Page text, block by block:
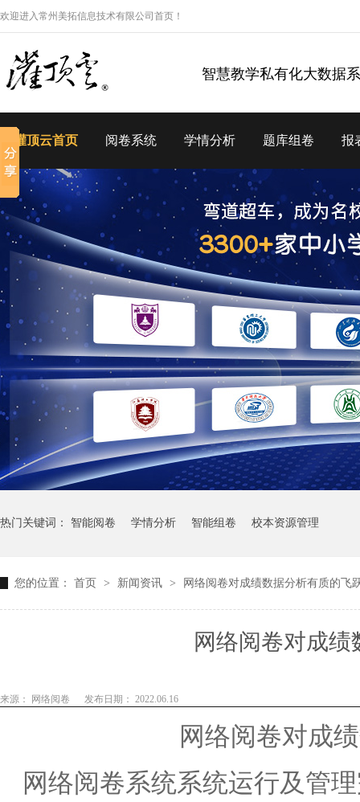
欢迎进入常州美拓信息技术有限公司首页！
智慧教学私有化大数据
灌顶云首页 阅卷系统 学情分析 题库组卷 报
热门关键词： 智能阅卷 学情分析 智能组卷 校本资源管理
您的位置： 首页 > 新闻资讯 > 网络阅卷对成绩数据分析有质的飞
网络阅卷对成
来源： 网络阅卷 发布日期： 2022.06.16
网络阅卷对成
网络阅卷系统系统运行及管